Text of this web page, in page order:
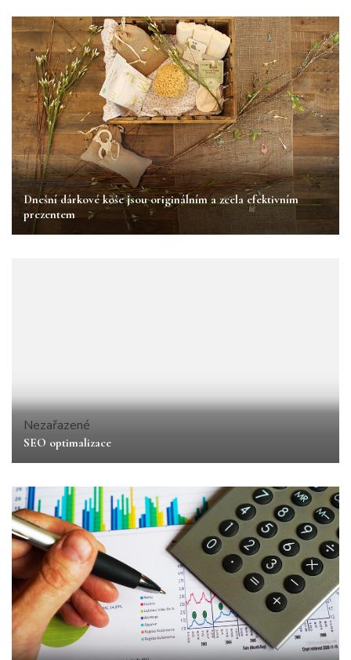
Nezařazené
Dnešní dárkové koše jsou originálním a zcela efektivním
prezentem
Nezařazené
SEO optimalizace